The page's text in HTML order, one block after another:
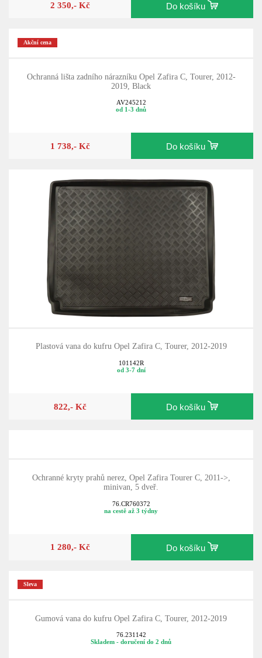
2 350,- Kč Do košíku
Akční cena
Ochranná lišta zadního nárazníku Opel Zafira C, Tourer, 2012-
2019, Black
AV245212
od 1-3 dnů
1 738,- Kč Do košíku
Plastová vana do kufru Opel Zafira C, Tourer, 2012-2019
101142R
od 3-7 dní
822,- Kč Do košíku
Ochranné kryty prahů nerez, Opel Zafira Tourer C, 2011->,
minivan, 5 dveř.
76.CR760372
na cestě až 3 týdny
1 280,- Kč Do košíku
Sleva
Gumová vana do kufru Opel Zafira C, Tourer, 2012-2019
76.231142
Skladem - doručení do 2 dnů